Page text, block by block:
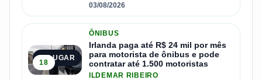
03/08/2026
2º LUGAR
18
ÔNIBUS
Irlanda paga até R$ 24 mil por mês
para motorista de ônibus e pode
contratar até 1.500 motoristas
ILDEMAR RIBEIRO